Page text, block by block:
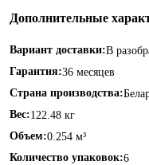
Дополнительные
Вариант доставки:В
Гарантия:36 месяцев
Страна производства:
Вес:122.48 кг
Объем:0.254 м³
Количество упаковок:6